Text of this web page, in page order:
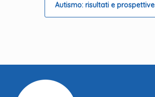
Autismo: risultati e prospettive